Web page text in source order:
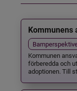
Kommunens
Kommunen
förberedda och
adoptionen. Till